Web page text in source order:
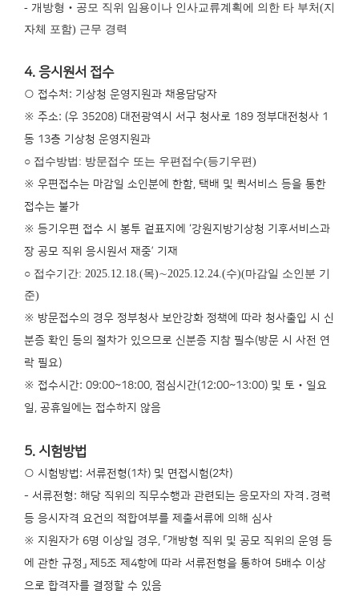
- 개방형‧공모 직위 임용이나 인사교류계획에 의한 타 부처(지
자체 포함) 근무 경력
4. 응시원서 접수
○ 접수처: 기상청 운영지원과 채용담당자
※ 주소: (우 35208) 대전광역시 서구 청사로 189 정부대전청사 1
동 13층 기상청 운영지원과
○ 접수방법: 방문접수 또는 우편접수(등기우편)
※ 우편접수는 마감일 소인분에 한함, 택배 및 퀵서비스 등을 통한
접수는 불가
※ 등기우편 접수 시 봉투 겉표지에 ‘강원지방기상청 기후서비스과
장 공모 직위 응시원서 재중’ 기재
○ 접수기간: 2025.12.18.(목)∼2025.12.24.(수)(마감일 소인분 기
준)
※ 방문접수의 경우 정부청사 보안강화 정책에 따라 청사출입 시 신
분증 확인 등의 절차가 있으므로 신분증 지참 필수(방문 시 사전 연
락 필요)
※ 접수시간: 09:00~18:00, 점심시간(12:00~13:00) 및 토‧일요
일, 공휴일에는 접수하지 않음
5. 시험방법
○ 시험방법: 서류전형(1차) 및 면접시험(2차)
- 서류전형: 해당 직위의 직무수행과 관련되는 응모자의 자격․경력
등 응시자격 요건의 적합여부를 제출서류에 의해 심사
※ 지원자가 6명 이상일 경우, 「개방형 직위 및 공모 직위의 운영 등
에 관한 규정」 제5조 제4항에 따라 서류전형을 통하여 5배수 이상
으로 합격자를 결정할 수 있음